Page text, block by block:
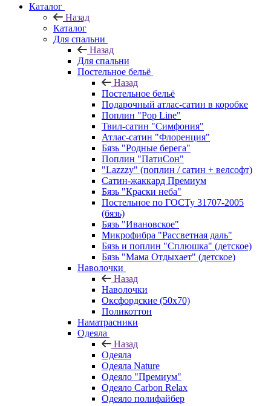
Каталог
Назад
Каталог
Для спальни
Назад
Для спальни
Постельное бельё
Назад
Постельное бельё
Подарочный атлас-сатин в коробке
Поплин "Pop Line"
Твил-сатин "Симфония"
Атлас-сатин "Флоренция"
Бязь "Родные берега"
Поплин "ПатиСон"
"Lazzzy" (поплин / сатин + велсофт)
Сатин-жаккард Премиум
Бязь "Краски неба"
Постельное по ГОСТу 31707-2005
(бязь)
Бязь "Ивановское"
Микрофибра "Рассветная даль"
Бязь и поплин "Сплюшка" (детское)
Бязь "Мама Отдыхает" (детское)
Наволочки
Назад
Наволочки
Оксфордские (50х70)
Поликоттон
Наматрасники
Одеяла
Назад
Одеяла
Одеяла Nature
Одеяло "Премиум"
Одеяло Carbon Relax
Одеяло полифайбер